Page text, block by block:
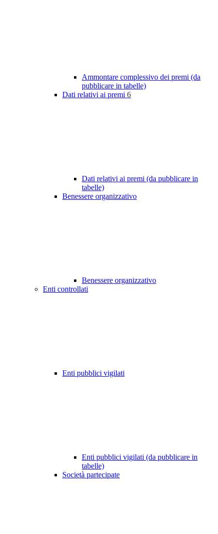
Ammontare complessivo dei premi (da
pubblicare in tabelle)
Dati relativi ai premi 6
Dati relativi ai premi (da pubblicare in
tabelle)
Benessere organizzativo
Benessere organizzativo
Enti controllati
Enti pubblici vigilati
Enti pubblici vigilati (da pubblicare in
tabelle)
Società partecipate